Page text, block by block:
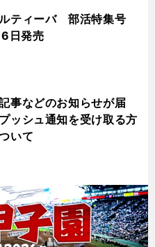
ティーバ 部活特集号
日発売
事などのお知らせが届
ッシュ通知を受け取る方
いて